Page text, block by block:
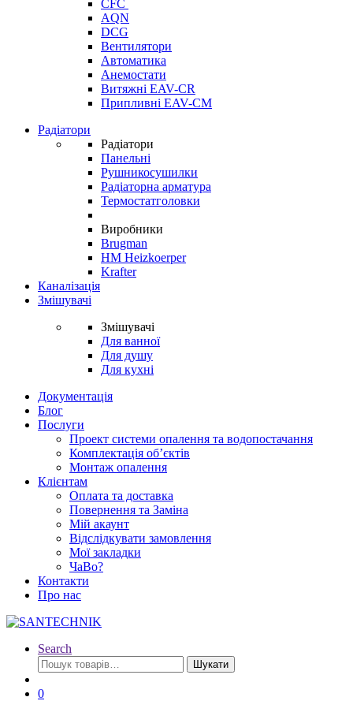
CFC
AQN
DCG
Вентилятори
Автоматика
Анемостати
Витяжні EAV-CR
Припливні EAV-CM
Радіатори
Радіатори
Панельні
Рушникосушилки
Радіаторна арматура
Термостатголовки
Виробники
Brugman
HM Heizkoerper
Krafter
Каналізація
Змішувачі
Змішувачі
Для ванної
Для душу
Для кухні
Документація
Блог
Послуги
Проект системи опалення та водопостачання
Комплектація об’єктів
Монтаж опалення
Клієнтам
Оплата та доставка
Повернення та Заміна
Мій акаунт
Відслідкувати замовлення
Мої закладки
ЧаВо?
Контакти
Про нас
Search
Шукати:
Шукати
0